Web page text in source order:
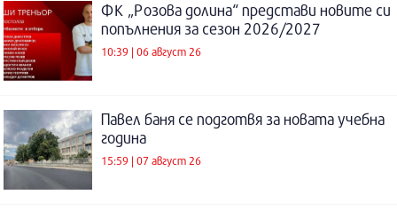
ФК „Розова долина“ представи новите си
попълнения за сезон 2026/2027
10:39 | 06 август 26
Павел баня се подготвя за новата учебна
година
15:59 | 07 август 26